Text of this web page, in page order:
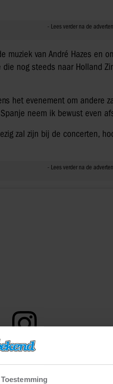
Toestemming
muziek van André Hazes en
nog steeds naar Holland
het evenement om andere
neem ik bewust even
zal zijn bij de concerten,
op Instagram bekijken